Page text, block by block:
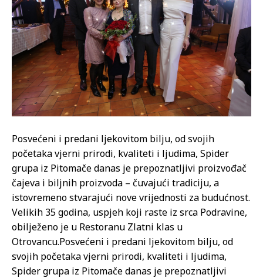
Posvećeni i predani ljekovitom bilju, od svojih
početaka vjerni prirodi, kvaliteti i ljudima, Spider
grupa iz Pitomače danas je prepoznatljivi proizvođač
čajeva i biljnih proizvoda – čuvajući tradiciju, a
istovremeno stvarajući nove vrijednosti za budućnost.
Velikih 35 godina, uspjeh koji raste iz srca Podravine,
obilježeno je u Restoranu Zlatni klas u
Otrovancu.Posvećeni i predani ljekovitom bilju, od
svojih početaka vjerni prirodi, kvaliteti i ljudima,
Spider grupa iz Pitomače danas je prepoznatljivi